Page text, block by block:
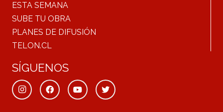
ESTA SEMANA
SUBE TU OBRA
PLANES DE DIFUSIÓN
TELON.CL
SÍGUENOS